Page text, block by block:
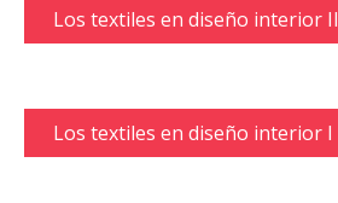
Los textiles en diseño interior II
Los textiles en diseño interior I